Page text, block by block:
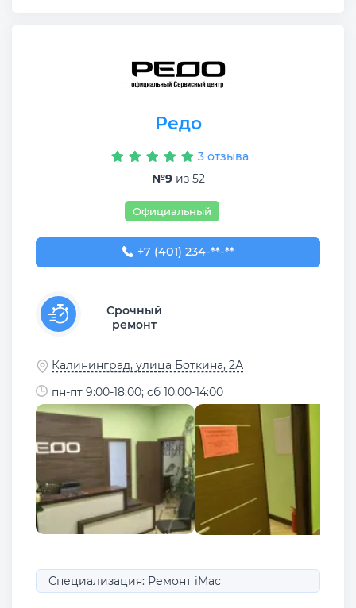
Редо
3 отзыва
№9из 52
Официальный
+7 (401) 234-41-22
+7 (401) 234-**-**
Срочный
ремонт
Калининград, улица Боткина, 2А
пн-пт 9:00-18:00; сб 10:00-14:00
Специализация: Ремонт iMac